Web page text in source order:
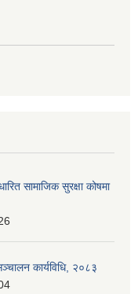
सामाजिक सुरक्षा कोषमा
कार्यविधि, २०८३